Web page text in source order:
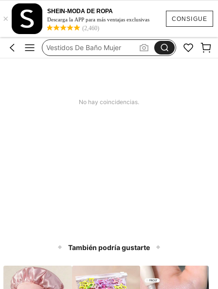
CONSIGUE
×
SHEIN-MODA DE ROPA
Descarga la APP para más ventajas exclusivas
(2,460)
Vestidos
Vestidos De Baño Mujer
No hay coincidencias.
También podría gustarte